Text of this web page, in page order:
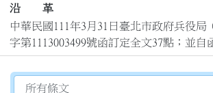
沿 革
中華民國111年3月31日臺北市政府兵役局
字第1113003499號函訂定全文37點；並自
切換選擇法規資訊內容